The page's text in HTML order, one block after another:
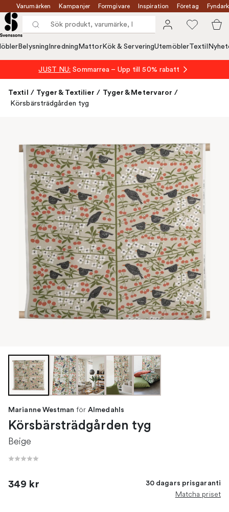
Varumärken Kampanjer Formgivare Inspiration Företag
Belysning Inredning MattorKök & ServeringUtemöblerTextil
JUST NU: Sommarrea – Upp till 50% rabatt
Textil / Tyger & Textilier / Tyger & Metervaror /
Körsbärsträdgården tyg
Marianne Westman för Almedahls
Körsbärsträdgården tyg
Beige
349 kr 30 dagars prisgaranti
Matcha priset